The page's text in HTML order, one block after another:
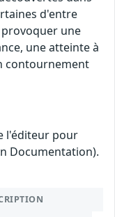
d'entre
une
une atteinte à
contournement
l'éditeur pour
Documentation).